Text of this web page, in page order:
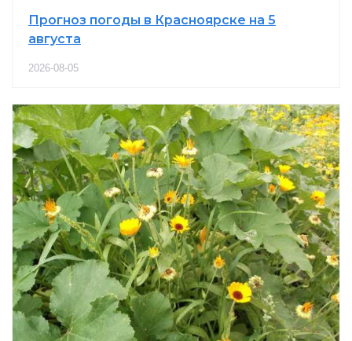
Прогноз погоды в Красноярске на 5
августа
2026-08-05